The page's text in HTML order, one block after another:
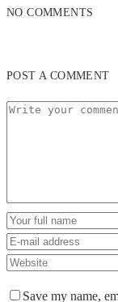
NO COMMENTS
POST A COMMENT
Save my name,